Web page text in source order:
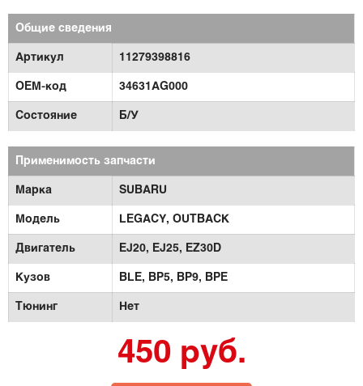
Общие сведения
Артикул 11279398816
OEM-код 34631AG000
Состояние Б/У
Применимость запчасти
Марка SUBARU
Модель LEGACY, OUTBACK
Двигатель EJ20, EJ25, EZ30D
Кузов BLE, BP5, BP9, BPE
Тюнинг Нет
450 руб.